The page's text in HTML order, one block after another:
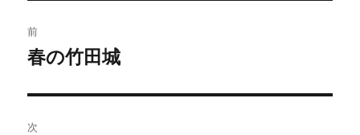
稿
ビ
前
前
投
稿:
春の竹田城
次